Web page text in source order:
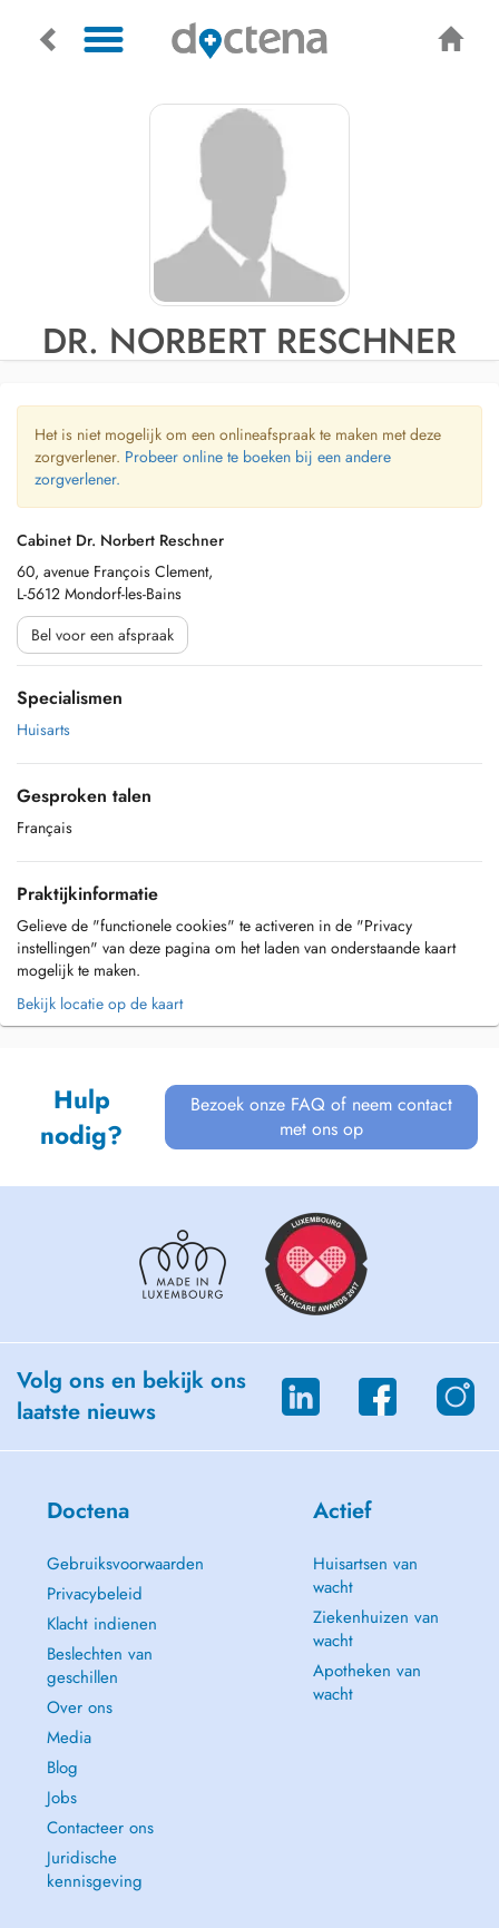
DR. NORBERT RESCHNER
Het is niet mogelijk om een onlineafspraak te maken met deze
zorgverlener. Probeer online te boeken bij een andere
zorgverlener.
Cabinet Dr. Norbert Reschner
60, avenue François Clement,
L-5612 Mondorf-les-Bains
Bel voor een afspraak
Specialismen
Huisarts
Gesproken talen
Français
Praktijkinformatie
Gelieve de "functionele cookies" te activeren in de "Privacy
instellingen" van deze pagina om het laden van onderstaande kaart
mogelijk te maken.
Bekijk locatie op de kaart
Hulp
nodig?
Bezoek onze FAQ of neem contact
met ons op
Volg ons en bekijk ons
laatste nieuws
Doctena
Gebruiksvoorwaarden
Privacybeleid
Klacht indienen
Beslechten van
geschillen
Over ons
Media
Blog
Jobs
Contacteer ons
Juridische
kennisgeving
Actief
Huisartsen van
wacht
Ziekenhuizen van
wacht
Apotheken van
wacht